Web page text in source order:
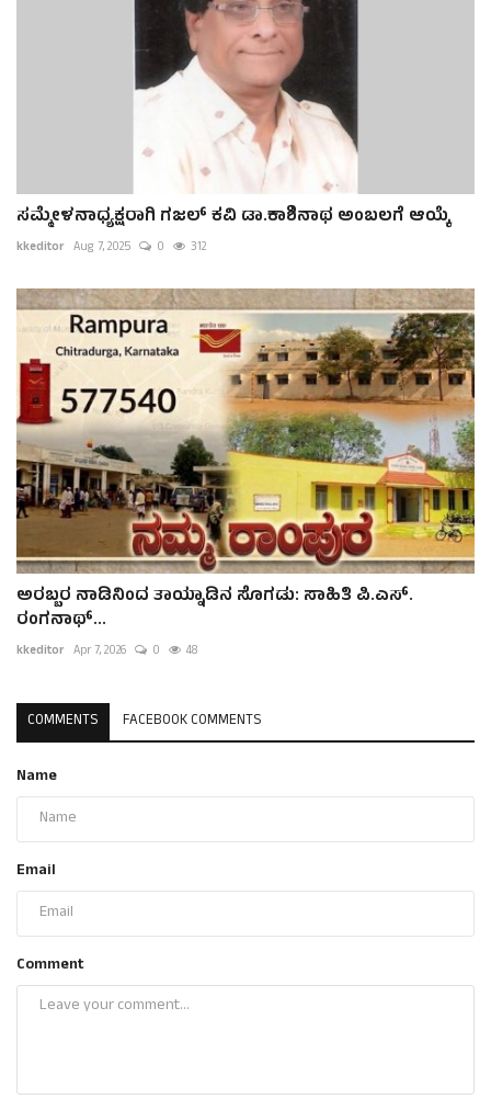
ಸಮ್ಮೇಳನಾಧ್ಯಕ್ಷರಾಗಿ ಗಜಲ್ ಕವಿ ಡಾ.ಕಾಶಿನಾಥ ಅಂಬಲಗೆ ಆಯ್ಕೆ
kkeditor Aug 7, 2025 0 312
ಅರಬ್ಬರ ನಾಡಿನಿಂದ ತಾಯ್ನಾಡಿನ ಸೊಗಡು: ಸಾಹಿತಿ ಪಿ.ಎಸ್.
ರಂಗನಾಥ್...
kkeditor Apr 7, 2026 0 48
COMMENTS FACEBOOK COMMENTS
Name
Email
Comment